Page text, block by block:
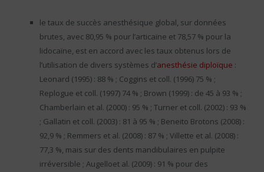
le taux de succès anesthésique global, sur données
brutes, avec 80,95 % pour l’articaïne et 78,57 % pour la
lidocaïne, est en accord avec les taux obtenus lors de
l’utilisation de divers systèmes d’anesthésie diploïque :
Leonard (1995) : 88 % ; Coggins et coll. (1996) 75 % ;
Replogue et coll. (1997) 74 % ; Brown (1999) : de 45 à 93 % ;
Chamberlain et al. (2000) : 95 % ; Turner et coll. (2002) : 93 %
; Gallatin et coll. (2003) : 81 à 95 % ; Beneito Brotons (2008) :
92,9 % ; Remmers et al. (2008) : 87 % ; Villette et al. (2008) :
77,3 %, mais sur des dents mandibulaires en pulpite
irréversible ; Augelloet al. (2009) : 91 % pour des